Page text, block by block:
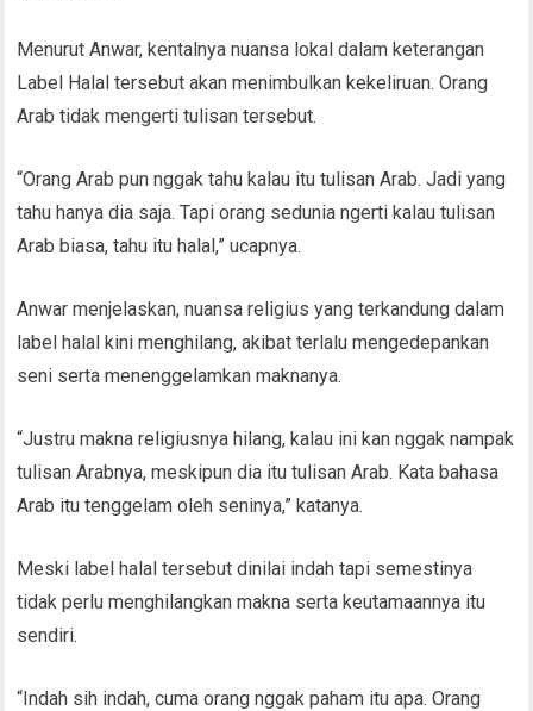
Menurut Anwar, kentalnya nuansa lokal dalam keterangan
Label Halal tersebut akan menimbulkan kekeliruan. Orang
Arab tidak mengerti tulisan tersebut.
“Orang Arab pun nggak tahu kalau itu tulisan Arab. Jadi yang
tahu hanya dia saja. Tapi orang sedunia ngerti kalau tulisan
Arab biasa, tahu itu halal,” ucapnya.
Anwar menjelaskan, nuansa religius yang terkandung dalam
label halal kini menghilang, akibat terlalu mengedepankan
seni serta menenggelamkan maknanya.
“Justru makna religiusnya hilang, kalau ini kan nggak nampak
tulisan Arabnya, meskipun dia itu tulisan Arab. Kata bahasa
Arab itu tenggelam oleh seninya,” katanya.
Meski label halal tersebut dinilai indah tapi semestinya
tidak perlu menghilangkan makna serta keutamaannya itu
sendiri.
“Indah sih indah, cuma orang nggak paham itu apa. Orang